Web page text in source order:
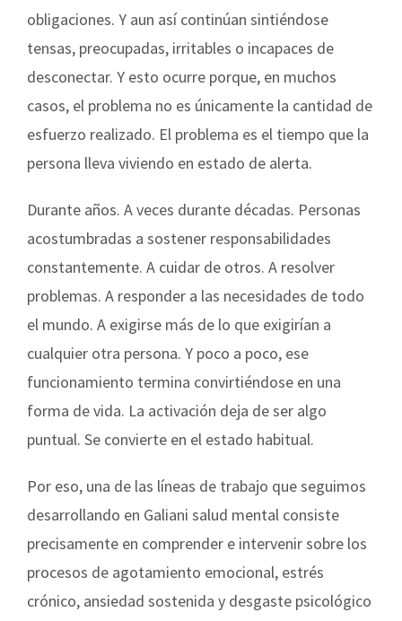
obligaciones. Y aun así continúan sintiéndose
tensas, preocupadas, irritables o incapaces de
desconectar. Y esto ocurre porque, en muchos
casos, el problema no es únicamente la cantidad de
esfuerzo realizado. El problema es el tiempo que la
persona lleva viviendo en estado de alerta.
Durante años. A veces durante décadas. Personas
acostumbradas a sostener responsabilidades
constantemente. A cuidar de otros. A resolver
problemas. A responder a las necesidades de todo
el mundo. A exigirse más de lo que exigirían a
cualquier otra persona. Y poco a poco, ese
funcionamiento termina convirtiéndose en una
forma de vida. La activación deja de ser algo
puntual. Se convierte en el estado habitual.
Por eso, una de las líneas de trabajo que seguimos
desarrollando en Galiani salud mental consiste
precisamente en comprender e intervenir sobre los
procesos de agotamiento emocional, estrés
crónico, ansiedad sostenida y desgaste psicológico